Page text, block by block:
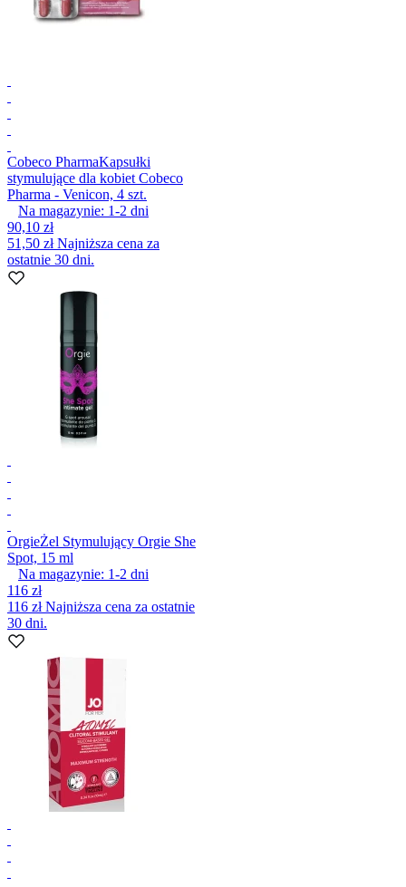
Cobeco PharmaKapsułki
stymulujące dla kobiet Cobeco
Pharma - Venicon, 4 szt.
Na magazynie: 1-2 dni
90,10 zł
51,50 złNajniższa cena za
ostatnie 30 dni.
OrgieŻel Stymulujący Orgie She
Spot, 15 ml
Na magazynie: 1-2 dni
116 zł
116 złNajniższa cena za ostatnie
30 dni.